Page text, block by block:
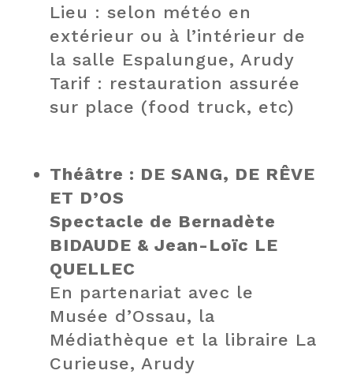
Lieu : selon météo en
extérieur ou à l’intérieur de
la salle Espalungue, Arudy
Tarif : restauration assurée
sur place (food truck, etc)
Théâtre : DE SANG, DE RÊVE
ET D’OS
Spectacle de Bernadète
BIDAUDE & Jean-Loïc LE
QUELLEC
En partenariat avec le
Musée d’Ossau, la
Médiathèque et la libraire La
Curieuse, Arudy